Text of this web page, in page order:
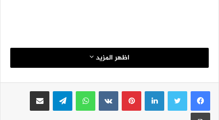
اظهر المزيد
لينكدإنبينتيريست واتساب تيلقرام مشاركة عبر البريد
طباعة